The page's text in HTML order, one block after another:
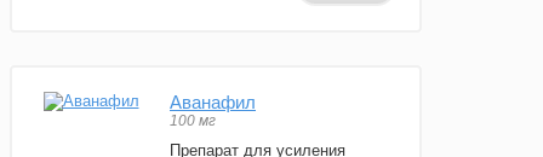
Аванафил
100 мг
Препарат для усиления